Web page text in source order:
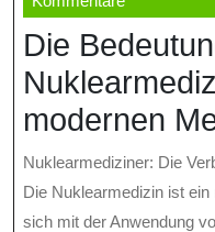
Die
modernen
Nuklearmediziner: Die
Die Nuklearmedizin ist
sich mit der Anwendung